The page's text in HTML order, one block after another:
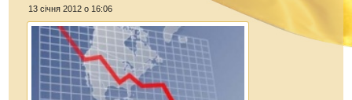
13 січня 2012 о 16:06